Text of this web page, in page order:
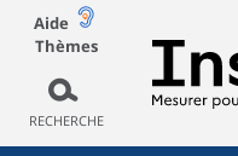
Aide
Thèmes
RECHERCHE